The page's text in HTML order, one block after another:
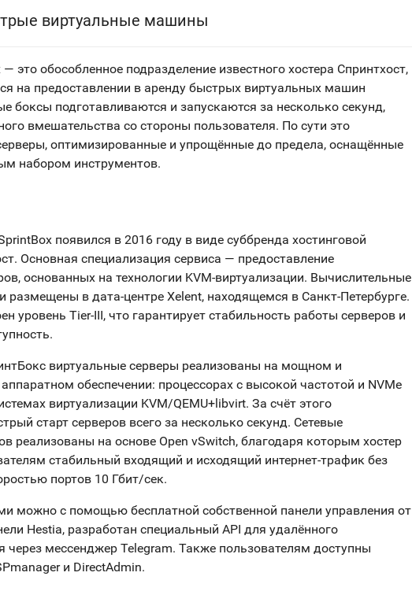
виртуальные машины
это обособленное подразделение известного хостера Спринтхост,
на предоставлении в аренду быстрых виртуальных машин
боксы подготавливаются и запускаются за несколько секунд,
вмешательства со стороны пользователя. По сути это
оптимизированные и упрощённые до предела, оснащённые
набором инструментов.
появился в 2016 году в виде суббренда хостинговой
Основная специализация сервиса — предоставление
основанных на технологии KVM-виртуализации. Вычислительные
в дата-центре Xelent, находящемся в Санкт-Петербурге.
уровень Tier-III, что гарантирует стабильность работы серверов и
виртуальные серверы реализованы на мощном и
обеспечении: процессорах с высокой частотой и NVMe
виртуализации KVM/QEMU+libvirt. За счёт этого
старт серверов всего за несколько секунд. Сетевые
реализованы на основе Open vSwitch, благодаря которым хостер
стабильный входящий и исходящий интернет-трафик без
портов 10 Гбит/сек.
можно с помощью бесплатной собственной панели управления от
Hestia, разработан специальный API для удалённого
через мессенджер Telegram. Также пользователям доступны
и DirectAdmin.